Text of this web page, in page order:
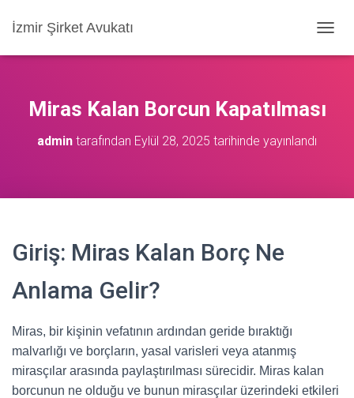
İzmir Şirket Avukatı
E
Ü
Miras Kalan Borcun Kapatılması
admin tarafından Eylül 28, 2025 tarihinde yayınlandı
Giriş: Miras Kalan Borç Ne
Anlama Gelir?
Miras, bir kişinin vefatının ardından geride bıraktığı
malvarlığı ve borçların, yasal varisleri veya atanmış
mirasçılar arasında paylaştırılması sürecidir. Miras kalan
borcunun ne olduğu ve bunun mirasçılar üzerindeki etkileri